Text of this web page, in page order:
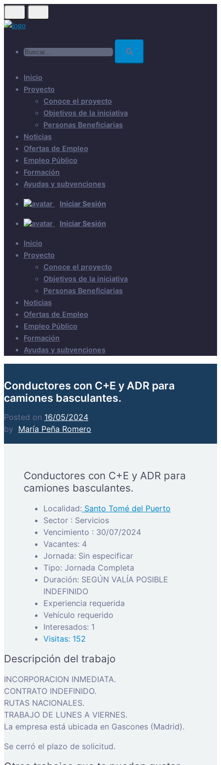
Skip
to
Inicio
Proyecto
Conoce el proyecto
Objetivos de la iniciativa
Personas Beneficiarias
Noticias
Ofertas de Empleo
Empleo Público
Formación
Ayudas y subvenciones
Iniciar Sesión
Iniciar Sesión
Inicio
Proyecto
Conoce el proyecto
Objetivos de la iniciativa
Personas Beneficiarias
Noticias
Ofertas de Empleo
Empleo Público
Formación
Ayudas y subvenciones
Conductores con C+E y ADR para
camiones basculantes.
Posted on 16/05/2024
by María Peña Romero
Conductores con C+E y ADR para
camiones basculantes.
Localidad: Santo Tomé del Puerto
Sector : Servicios
Vencimiento : 30/07/2024
Vacantes: 4
Jornada: Sin especificar
Tipo: Jornada Completa
Duración: SEGÚN VALÍA POSIBLE
INDEFINIDO
Experiencia requerida
Vehículo requerido
Interesados: 1
Visitas: 152
Descripción del trabajo
INCORPORACION INMEDIATA.
CONTRATO INDEFINIDO.
RUTAS NACIONALES.
TRABAJO DE LUNES A VIERNES.
La empresa está ubicada en Gascones (Madrid).
Se cerró el plazo de solicitud.